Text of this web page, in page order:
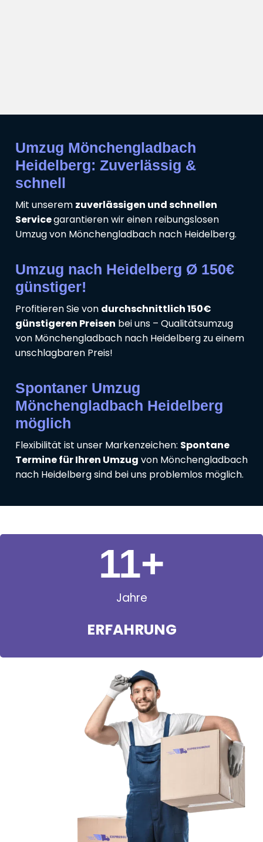
Umzug Mönchengladbach
Heidelberg: Zuverlässig &
schnell
Mit unserem zuverlässigen und schnellen
Servicegarantieren wir einen reibungslosen
Umzug von Mönchengladbach nach Heidelberg.
Umzug nach Heidelberg Ø 150€
günstiger!
Profitieren Sie von durchschnittlich 150€
günstigeren Preisen bei uns – Qualitätsumzug
von Mönchengladbach nach Heidelberg zu einem
unschlagbaren Preis!
Spontaner Umzug
Mönchengladbach Heidelberg
möglich
Flexibilität ist unser Markenzeichen: Spontane
Termine für Ihren Umzug von Mönchengladbach
nach Heidelberg sind bei uns problemlos möglich.
Jahre
ERFAHRUNG
11+